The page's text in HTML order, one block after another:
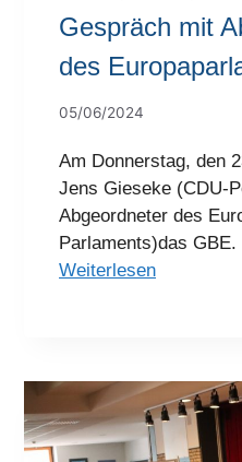
Gespräch mit
des
05/06/2024
Am Donnerstag, den
Jens Gieseke (CDU-
Abgeordneter des
Parlaments)das
Weiterlesen